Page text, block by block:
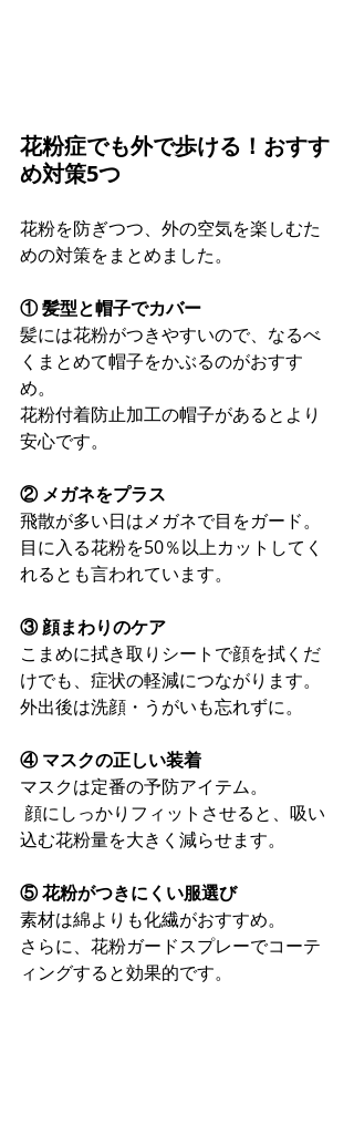
花粉症でも外で歩ける！おすす
め対策5つ
花粉を防ぎつつ、外の空気を楽しむた
めの対策をまとめました。
① 髪型と帽子でカバー
髪には花粉がつきやすいので、なるべ
くまとめて帽子をかぶるのがおすす
め。
花粉付着防止加工の帽子があるとより
安心です。
② メガネをプラス
飛散が多い日はメガネで目をガード。
目に入る花粉を50％以上カットしてく
れるとも言われています。
③ 顔まわりのケア
こまめに拭き取りシートで顔を拭くだ
けでも、症状の軽減につながります。
外出後は洗顔・うがいも忘れずに。
④ マスクの正しい装着
マスクは定番の予防アイテム。
顔にしっかりフィットさせると、吸い
込む花粉量を大きく減らせます。
⑤ 花粉がつきにくい服選び
素材は綿よりも化繊がおすすめ。
さらに、花粉ガードスプレーでコーテ
ィングすると効果的です。